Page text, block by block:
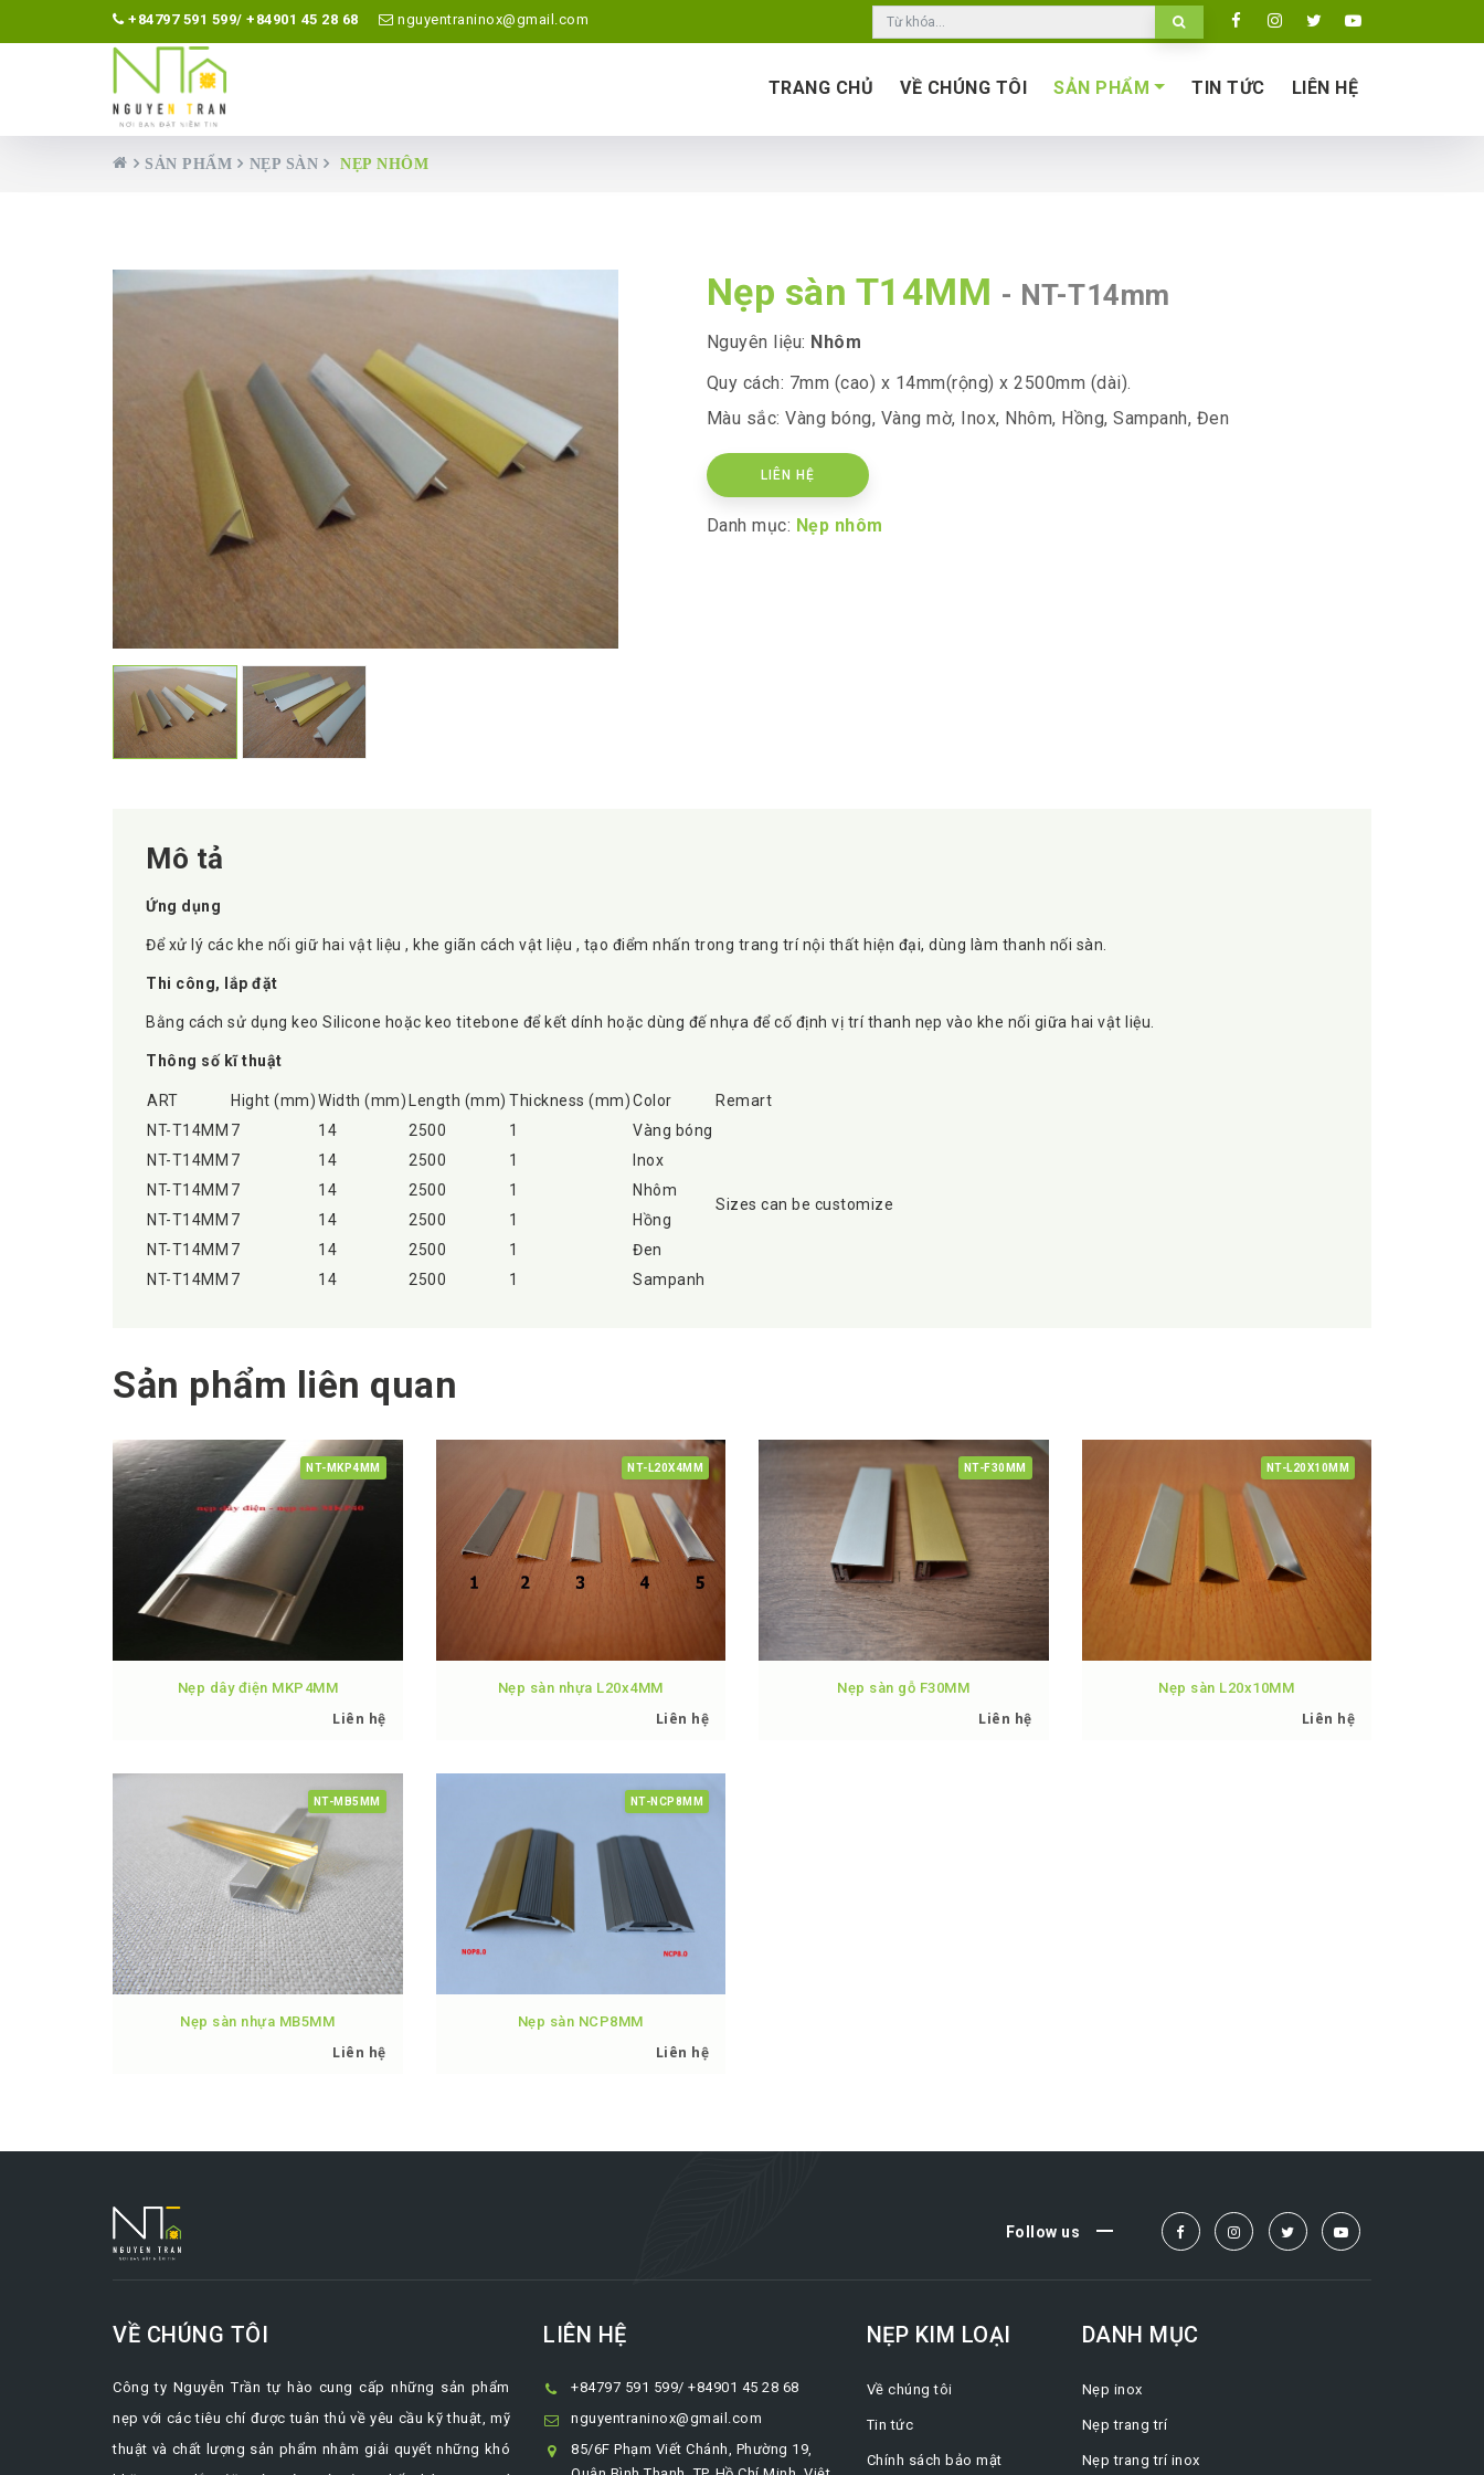
+84797 591 599/ +84901 45 28 68 nguyentraninox@gmail.com
TRANG CHỦ VỀ CHÚNG TÔI SẢN PHẨM TIN TỨC LIÊN HỆ
SẢN PHẨM NẸP SÀN NẸP NHÔM
Nẹp sàn T14MM - NT-T14mm
Nguyên liệu: Nhôm
Quy cách: 7mm (cao) x 14mm(rộng) x 2500mm (dài).
Màu sắc: Vàng bóng, Vàng mờ, Inox, Nhôm, Hồng, Sampanh, Đen
LIÊN HỆ
Danh mục: Nẹp nhôm
Mô tả
Ứng dụng
Để xử lý các khe nối giữ hai vật liệu , khe giãn cách vật liệu , tạo điểm nhấn trong trang trí nội thất hiện đại, dùng làm thanh nối sàn.
Thi công, lắp đặt
Bằng cách sử dụng keo Silicone hoặc keo titebone để kết dính hoặc dùng đế nhựa để cố định vị trí thanh nẹp vào khe nối giữa hai vật liệu.
Thông số kĩ thuật
ART Hight (mm)Width (mm) Length (mm) Thickness (mm)Color
Remart
NT-T14MM 7 14 2500 1 Vàng bóng
Sizes can be customize
NT-T14MM 7 14 2500 1
Inox
NT-T14MM 7 14 2500 1
Nhôm
NT-T14MM 7 14 2500 1
Hồng
NT-T14MM 7 14 2500 1
Đen
NT-T14MM 7 14 2500 1 Sampanh
Sản phẩm liên quan
NT-MKP4MM
Nẹp dây điện MKP4MM
Liên hệ
NT-L20X4MM
Nẹp sàn nhựa L20x4MM
Liên hệ
NT-F30MM
Nẹp sàn gỗ F30MM
Liên hệ
NT-L20X10MM
Nẹp sàn L20x10MM
Liên hệ
NT-MB5MM
Nẹp sàn nhựa MB5MM
Liên hệ
NT-NCP8MM
Nẹp sàn NCP8MM
Liên hệ
Follow us
VỀ CHÚNG TÔI
Công ty Nguyễn Trần tự hào cung cấp những sản phẩm
nẹp với các tiêu chí được tuân thủ về yêu cầu kỹ thuật, mỹ
thuật và chất lượng sản phẩm nhằm giải quyết những khó
LIÊN HỆ
+84797 591 599/ +84901 45 28 68
nguyentraninox@gmail.com
85/6F Phạm Viết Chánh, Phường 19,
NẸP KIM LOẠI
Về chúng tôi
Tin tức
Chính sách bảo mật
DANH MỤC
Nẹp inox
Nẹp trang trí
Nẹp trang trí inox